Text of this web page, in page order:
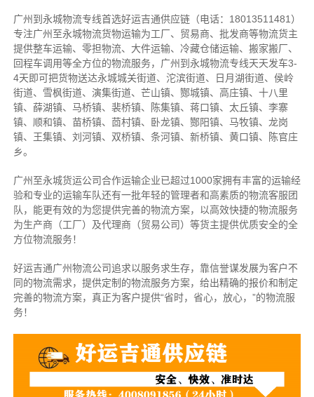
广州到永城物流专线首选好运吉通供应链（电话：18013511481）
专注广州至永城物流货物运输为工厂、贸易商、批发商等物流货主
提供整车运输、零担物流、大件运输、冷藏仓储运输、搬家搬厂、
回程车调用等全方位的物流服务，广州到永城物流专线天天发车3-
4天即可把货物送达永城城关街道、沱滨街道、日月湖街道、侯岭
街道、雪枫街道、演集街道、芒山镇、酂城镇、高庄镇、十八里
镇、薛湖镇、马桥镇、裴桥镇、陈集镇、蒋口镇、太丘镇、李寨
镇、顺和镇、苗桥镇、茴村镇、卧龙镇、酂阳镇、马牧镇、龙岗
镇、王集镇、刘河镇、双桥镇、条河镇、新桥镇、黄口镇、陈官庄
乡。
广州至永城货运公司合作运输企业已超过1000家拥有丰富的运输经
验和专业的运输车队还有一批年轻的管理者和高素质的物流客服团
队，能更有效的为您提供完善的物流方案，以高效快捷的物流服务
为生产商（工厂）及代理商（贸易公司）等货主提供优质安全的全
方位物流服务！
好运吉通广州物流公司追求以服务求生存，靠信誉谋发展为客户不
同的物流需求，提供定制的物流服务方案，给出精确的报价和制定
完善的物流方案，真正为客户提供“省时，省心，放心，”的物流服
务！